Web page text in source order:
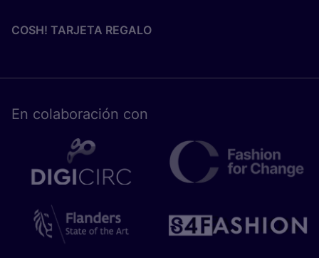
COSH! TARJETA REGALO
En cola­bo­ra­ción con